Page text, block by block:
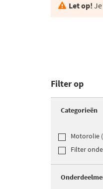
Let op!
Filter op
Categorieën
Motorolie
Filter